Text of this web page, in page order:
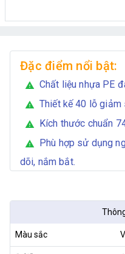
Đặc điểm nổi bật:
warning Chất liệu nhựa PE
warning Thiết kế 40 lỗ giảm
warning Kích thước chuẩn
warning
Phù hợp sử dụng
dõi, nắm bắt.
Màu sắc